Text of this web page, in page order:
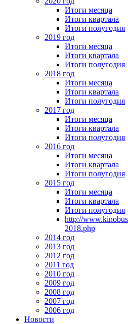
Итоги месяца
Итоги квартала
Итоги полугодия
2019 год
Итоги месяца
Итоги квартала
Итоги полугодия
2018 год
Итоги месяца
Итоги квартала
Итоги полугодия
2017 год
Итоги месяца
Итоги квартала
Итоги полугодия
2016 год
Итоги месяца
Итоги квартала
Итоги полугодия
2015 год
Итоги месяца
Итоги квартала
Итоги полугодия
http://
2018.php
2014 год
2013 год
2012 год
2011 год
2010 год
2009 год
2008 год
2007 год
2006 год
Новости